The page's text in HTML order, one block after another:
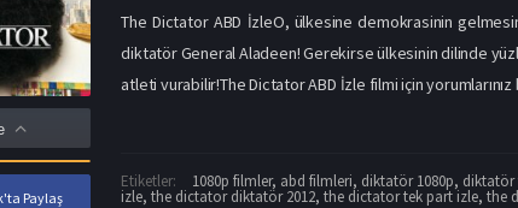
Paylaş
The Dictator ABD İzleO, ülkesine demokrasinin
diktatör General Aladeen! Gerekirse ülkesinin dilinde
atleti vurabilir!The Dictator ABD İzle filmi için
Etiketler: 1080p filmler, abd filmleri, diktatör 1080p, diktatör
izle,the dictator diktatör 2012,the dictator tek part izle,the